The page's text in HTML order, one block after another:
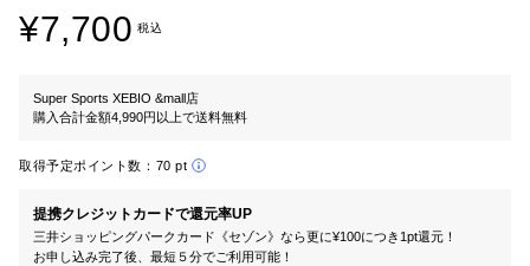
¥7,700 税込
Super Sports XEBIO &mall店
購入合計金額4,990円以上で送料無料
取得予定ポイント数： 70 pt
提携クレジットカードで還元率UP
三井ショッピングパークカード《セゾン》なら更に¥100につき1pt還元！
お申し込み完了後、最短５分でご利用可能！